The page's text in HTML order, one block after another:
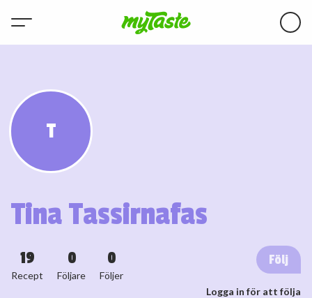
T
Tina Tassirnafas
19
Recept
0
Följare
0
Följer
Följ
Logga in för att följa